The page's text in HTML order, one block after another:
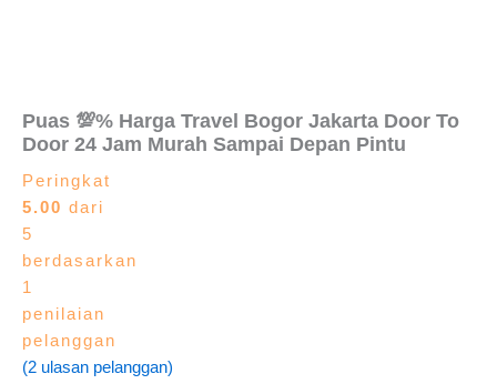
Puas 💯% Harga Travel Bogor Jakarta Door To
Door 24 Jam Murah Sampai Depan Pintu
Peringkat
5.00 dari
5
berdasarkan
1
penilaian
pelanggan
(2 ulasan pelanggan)